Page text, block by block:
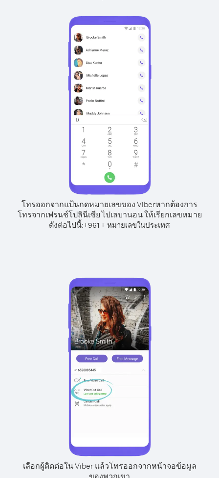
โทรออกจากแป้นกดหมายเลขของ Viberหากต้องการ
โทรจากเฟรนช์โปลินีเซีย ไปเลบานอน ให้เรียกเลขหมาย
ดังต่อไปนี้:+961 + หมายเลขในประเทศ
เลือกผู้ติดต่อใน Viber แล้วโทรออกจากหน้าจอข้อมูล
ของพวกเขา